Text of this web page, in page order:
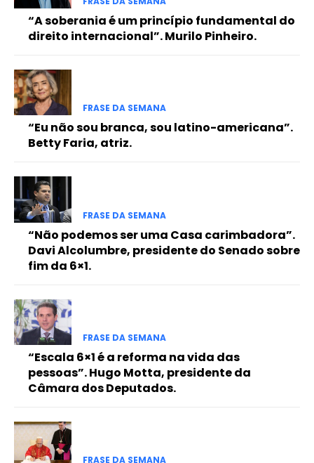
“A soberania é um princípio fundamental do
direito internacional”. Murilo Pinheiro.
FRASE DA SEMANA
“Eu não sou branca, sou latino-americana”.
Betty Faria, atriz.
FRASE DA SEMANA
“Não podemos ser uma Casa carimbadora”.
Davi Alcolumbre, presidente do Senado sobre
fim da 6×1.
FRASE DA SEMANA
“Escala 6×1 é a reforma na vida das
pessoas”. Hugo Motta, presidente da
Câmara dos Deputados.
FRASE DA SEMANA